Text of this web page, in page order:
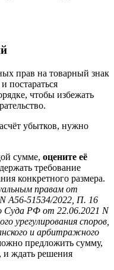
прав на товарный знак
постараться
чтобы избежать
убытков, нужно
сумме, оцените её
требование
конкретного размера.
правам от
А56-51534/2022, П. 16
Суда РФ от 22.06.2021 N
урегулирования споров,
и арбитражного
предложить сумму,
и ждать решения